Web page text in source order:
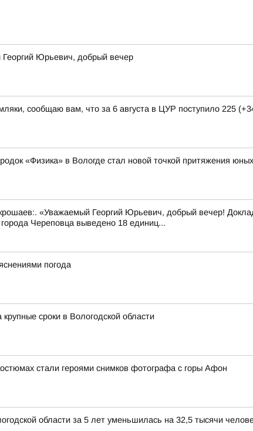
Юрьевич, добрый вечер
сообщаю вам, что за 6 августа в ЦУР поступило 225
«Физика» в Вологде стал новой точкой притяжения
«Уважаемый Георгий Юрьевич, добрый вечер!
Череповца выведено 18 единиц...
погода
сроки в Вологодской области
стали героями снимков фотографа с горы Афон
области за 5 лет уменьшилась на 32,5 тысячи